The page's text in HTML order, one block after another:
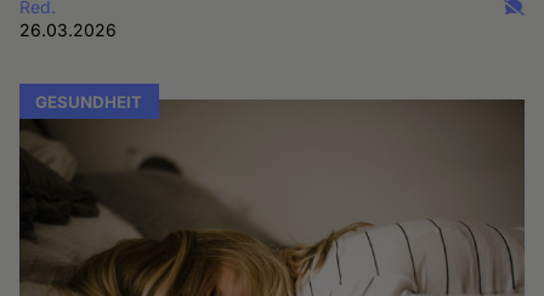
Red.
26.03.2026
GESUNDHEIT